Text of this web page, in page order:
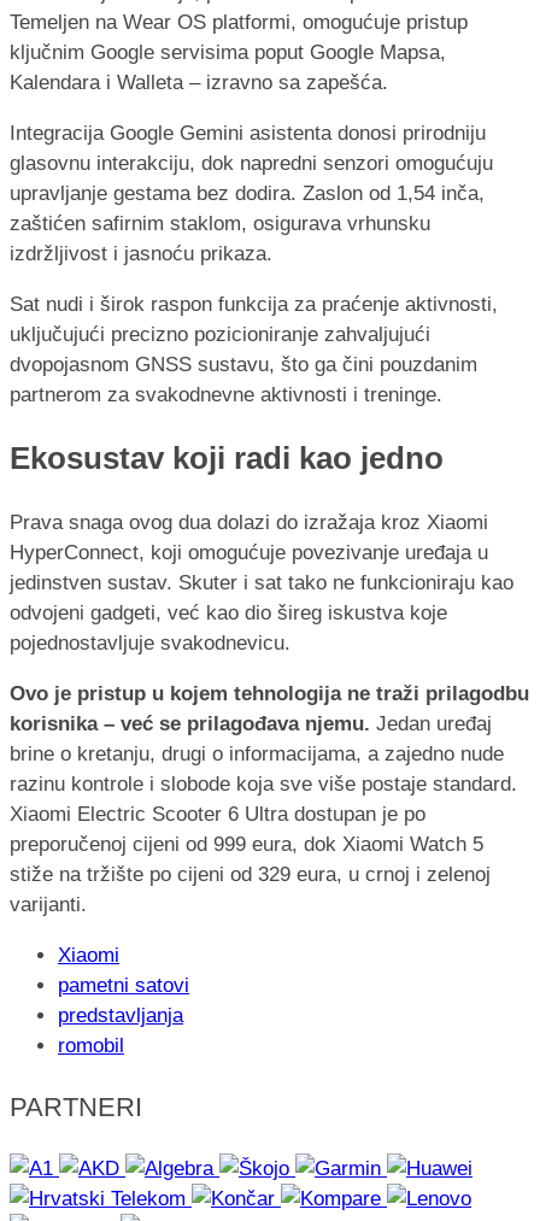
Temeljen na Wear OS platformi, omogućuje pristup
ključnim Google servisima poput Google Mapsa,
Kalendara i Walleta – izravno sa zapešća.
Integracija Google Gemini asistenta donosi prirodniju
glasovnu interakciju, dok napredni senzori omogućuju
upravljanje gestama bez dodira. Zaslon od 1,54 inča,
zaštićen safirnim staklom, osigurava vrhunsku
izdržljivost i jasnoću prikaza.
Sat nudi i širok raspon funkcija za praćenje aktivnosti,
uključujući precizno pozicioniranje zahvaljujući
dvopojasnom GNSS sustavu, što ga čini pouzdanim
partnerom za svakodnevne aktivnosti i treninge.
Ekosustav koji radi kao jedno
Prava snaga ovog dua dolazi do izražaja kroz Xiaomi
HyperConnect, koji omogućuje povezivanje uređaja u
jedinstven sustav. Skuter i sat tako ne funkcioniraju kao
odvojeni gadgeti, već kao dio šireg iskustva koje
pojednostavljuje svakodnevicu.
Ovo je pristup u kojem tehnologija ne traži prilagodbu
korisnika – već se prilagođava njemu. Jedan uređaj
brine o kretanju, drugi o informacijama, a zajedno nude
razinu kontrole i slobode koja sve više postaje standard.
Xiaomi Electric Scooter 6 Ultra dostupan je po
preporučenoj cijeni od 999 eura, dok Xiaomi Watch 5
stiže na tržište po cijeni od 329 eura, u crnoj i zelenoj
varijanti.
Xiaomi
pametni satovi
predstavljanja
romobil
PARTNERI